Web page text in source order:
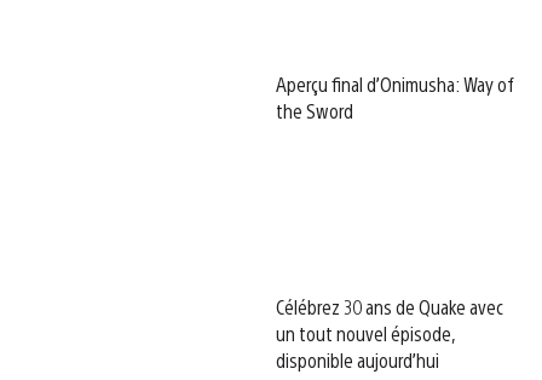
Aperçu final d’Onimusha: Way of
the Sword
Célébrez 30 ans de Quake avec
un tout nouvel épisode,
disponible aujourd’hui